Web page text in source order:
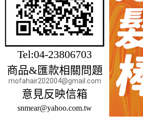
Tel:04-23806703
商品&匯款相關問題
mofahair202004@gmail.com
意見反映信箱
snmear@yahoo.com.tw